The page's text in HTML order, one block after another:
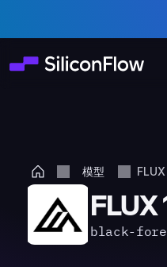
模型
FLUX
black-